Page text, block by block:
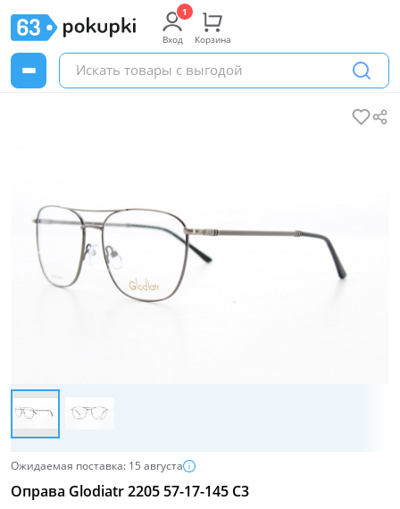
Вход Корзина
Ожидаемая поставка: 15 августа
Оправа Glodiatr 2205 57-17-145 C3